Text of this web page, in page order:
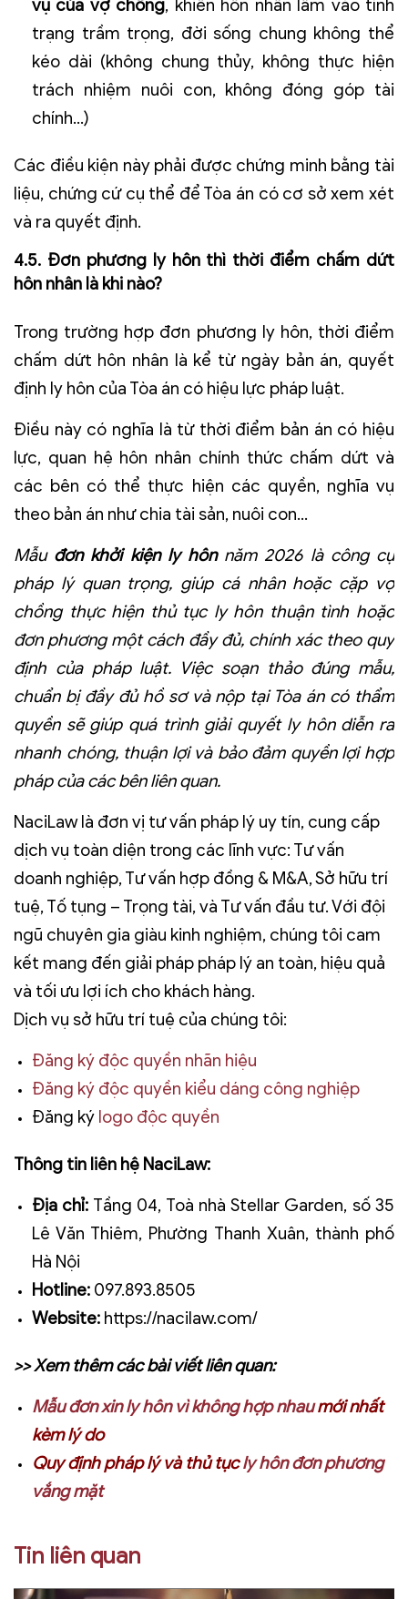
vụ của vợ chồng, khiến hôn nhân lâm vào tình
trạng trầm trọng, đời sống chung không thể
kéo dài (không chung thủy, không thực hiện
trách nhiệm nuôi con, không đóng góp tài
chính...)
Các điều kiện này phải được chứng minh bằng tài
liệu, chứng cứ cụ thể để Tòa án có cơ sở xem xét
và ra quyết định.
4.5. Đơn phương ly hôn thì thời điểm chấm dứt
hôn nhân là khi nào?
Trong trường hợp đơn phương ly hôn, thời điểm
chấm dứt hôn nhân là kể từ ngày bản án, quyết
định ly hôn của Tòa án có hiệu lực pháp luật.
Điều này có nghĩa là từ thời điểm bản án có hiệu
lực, quan hệ hôn nhân chính thức chấm dứt và
các bên có thể thực hiện các quyền, nghĩa vụ
theo bản án như chia tài sản, nuôi con…
Mẫu đơn khởi kiện ly hônnăm 2026 là công cụ
pháp lý quan trọng, giúp cá nhân hoặc cặp vợ
chồng thực hiện thủ tục ly hôn thuận tình hoặc
đơn phương một cách đầy đủ, chính xác theo quy
định của pháp luật. Việc soạn thảo đúng mẫu,
chuẩn bị đầy đủ hồ sơ và nộp tại Tòa án có thẩm
quyền sẽ giúp quá trình giải quyết ly hôn diễn ra
nhanh chóng, thuận lợi và bảo đảm quyền lợi hợp
pháp của các bên liên quan.
NaciLaw là đơn vị tư vấn pháp lý uy tín, cung cấp
dịch vụ toàn diện trong các lĩnh vực: Tư vấn
doanh nghiệp, Tư vấn hợp đồng & M&A, Sở hữu trí
tuệ, Tố tụng – Trọng tài, và Tư vấn đầu tư. Với đội
ngũ chuyên gia giàu kinh nghiệm, chúng tôi cam
kết mang đến giải pháp pháp lý an toàn, hiệu quả
và tối ưu lợi ích cho khách hàng.
Dịch vụ sở hữu trí tuệ của chúng tôi:
Đăng ký độc quyền nhãn hiệu
Đăng ký độc quyền kiểu dáng công nghiệp
Đăng ký logo độc quyền
Thông tin liên hệ NaciLaw:
Địa chỉ: Tầng 04, Toà nhà Stellar Garden, số 35
Lê Văn Thiêm, Phường Thanh Xuân, thành phố
Hà Nội
Hotline: 097.893.8505
Website: https://nacilaw.com/
>> Xem thêm các bài viết liên quan:
Mẫu đơn xin ly hôn vì không hợp nhaumới nhất
kèm lý do
Quy định pháp lý và thủ tụcly hôn đơn phương
vắng mặt
Tin liên quan